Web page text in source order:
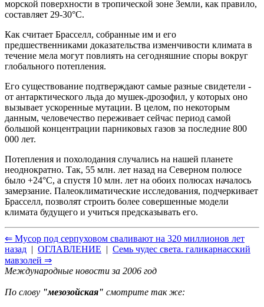
морской поверхности в тропической зоне Земли, как правило,
составляет 29-30°C.
Как считает Брасселл, собранные им и его
предшественниками доказательства изменчивости климата в
течение мела могут повлиять на сегодняшние споры вокруг
глобального потепления.
Его существование подтверждают самые разные свидетели -
от антарктического льда до мушек-дрозофил, у которых оно
вызывает ускоренные мутации. В целом, по некоторым
данным, человечество переживает сейчас период самой
большой концентрации парниковых газов за последние 800
000 лет.
Потепления и похолодания случались на нашей планете
неоднократно. Так, 55 млн. лет назад на Северном полюсе
было +24°C, а спустя 10 млн. лет на обоих полюсах началось
замерзание. Палеоклиматические исследования, подчеркивает
Брасселл, позволят строить более совершенные модели
климата будущего и учиться предсказывать его.
⇐ Мусор под cерпуховом сваливают на 320 миллионов лет
назад | ОГЛАВЛЕНИЕ | Семь чудес света. галикарнасский
мавзолей ⇒
Международные новости за 2006 год
По слову "мезозойская" смотрите так же: